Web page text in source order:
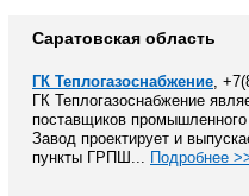
Саратовская область
ГК Теплогазоснабжение,
ГК Теплогазоснабжение
поставщиков промышленного
Завод проектирует и
пункты ГРПШ... Подробнее